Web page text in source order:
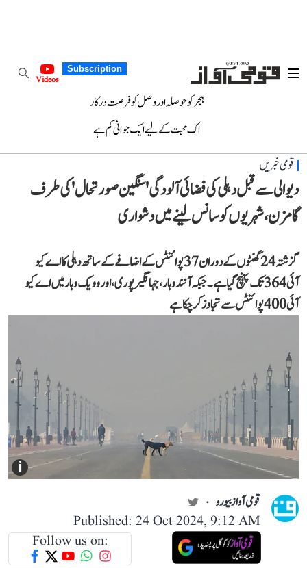
Subscription
Videos
ہجر کو حوصلہ اور وصل کو فرصت درکار
اک محبت کے لیے ایک جوانی کم ہے
قومی خبریں
دیوالی سے قبل دہلی کی فضائی آلودگی 'سنگین صورتحال' کی طرف
گامزن، شہریوں کو سانس لینے میں دشواری
گزشتہ 24 گھنٹوں کے دوران 37 پوائنٹس کے اضافے کے ساتھ دہلی کا اے کیو
آئی 364 تک پہنچ گیا ہے۔ جبکہ آنند وہار، جہانگیر پوری، اور وویک وہار میں اے کیو
آئی 400 پوائنٹس سے تجاوز کر چکا ہے
i
قومی آواز بیورو
Published: 24 Oct 2024, 9:12 AM
Follow us on: